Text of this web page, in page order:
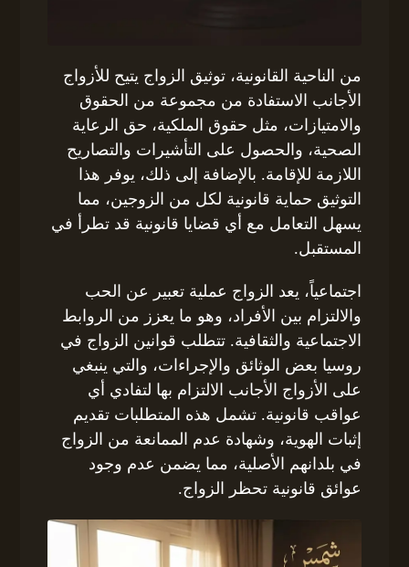
من الناحية القانونية، توثيق الزواج يتيح للأزواج
الأجانب الاستفادة من مجموعة من الحقوق
والامتيازات، مثل حقوق الملكية، حق الرعاية
الصحية، والحصول على التأشيرات والتصاريح
اللازمة للإقامة. بالإضافة إلى ذلك، يوفر هذا
التوثيق حماية قانونية لكل من الزوجين، مما
يسهل التعامل مع أي قضايا قانونية قد تطرأ في
المستقبل.
اجتماعياً، يعد الزواج عملية تعبير عن الحب
والالتزام بين الأفراد، وهو ما يعزز من الروابط
الاجتماعية والثقافية. تتطلب قوانين الزواج في
روسيا بعض الوثائق والإجراءات، والتي ينبغي
على الأزواج الأجانب الالتزام بها لتفادي أي
عواقب قانونية. تشمل هذه المتطلبات تقديم
إثبات الهوية، وشهادة عدم الممانعة من الزواج
في بلدانهم الأصلية، مما يضمن عدم وجود
عوائق قانونية تحظر الزواج.